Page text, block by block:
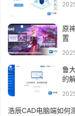
原
置
鲁
的
浩辰CAD电脑端如何